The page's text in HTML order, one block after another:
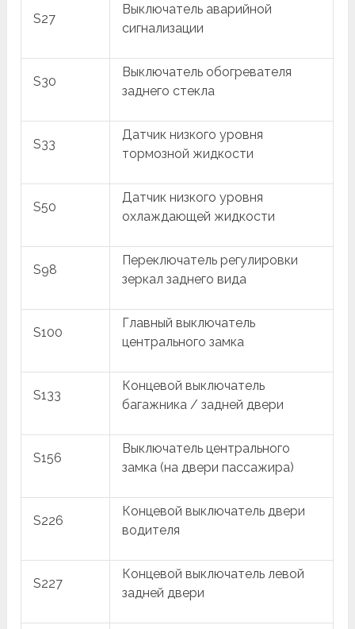
S27
Выключатель аварийной
сигнализации
S30
Выключатель обогревателя
заднего стекла
S33
Датчик низкого уровня
тормозной жидкости
S50
Датчик низкого уровня
охлаждающей жидкости
S98
Переключатель регулировки
зеркал заднего вида
S100
Главный выключатель
центрального замка
S133
Концевой выключатель
багажника / задней двери
S156
Выключатель центрального
замка (на двери пассажира)
S226
Концевой выключатель двери
водителя
S227
Концевой выключатель левой
задней двери